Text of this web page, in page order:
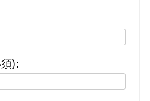
):